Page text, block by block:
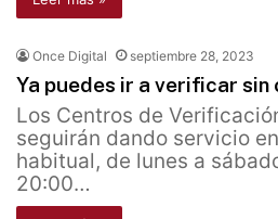
Once Digital septiembre 28, 2023
Ya puedes ir a verificar sin
Los Centros de
seguirán dando servicio
habitual, de lunes a
20:00…